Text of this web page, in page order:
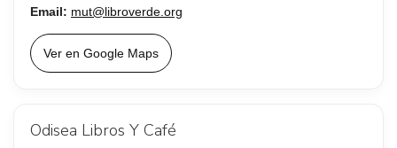
Email: mut@libroverde.org
Ver en Google Maps
Odisea Libros Y Café